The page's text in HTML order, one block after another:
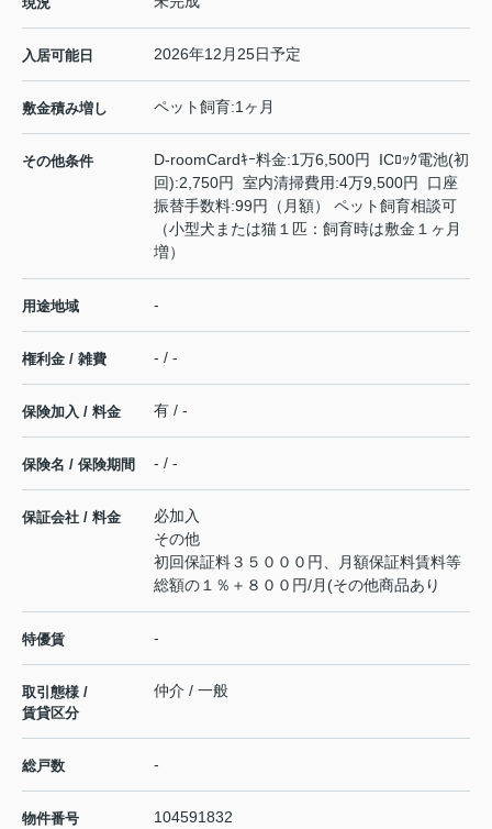
入居可能日 2026年12月25日予定
敷金積み増し ペット飼育:1ヶ月
その他条件
D-roomCardｷｰ料金:1万6,500円 ICﾛｯｸ電池(初
回):2,750円 室内清掃費用:4万9,500円 口座
振替手数料:99円（月額） ペット飼育相談可
（小型犬または猫１匹：飼育時は敷金１ヶ月
増）
用途地域 -
権利金 / 雑費 - / -
保険加入 / 料金 有 / -
保険名 / 保険期間 - / -
保証会社 / 料金
必加入
その他
初回保証料３５０００円、月額保証料賃料等
総額の１％＋８００円/月(その他商品あり
特優賃 -
取引態様 /
賃貸区分
仲介 / 一般
総戸数 -
物件番号 104591832